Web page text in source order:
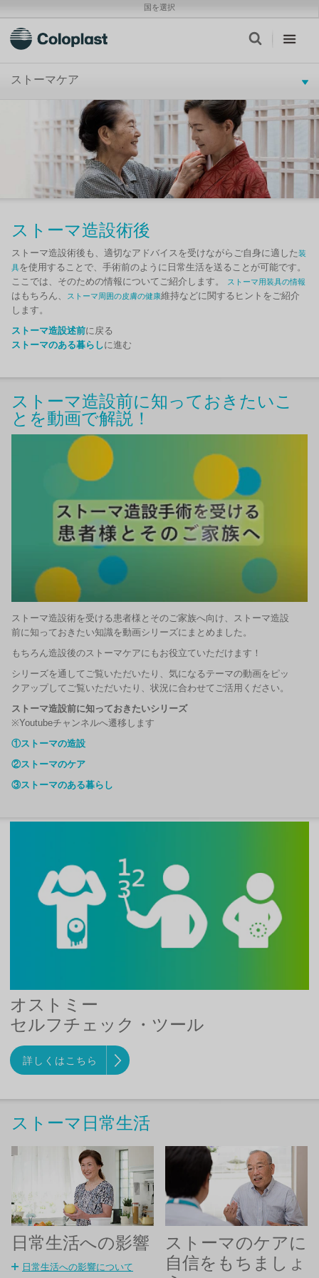
国を選択
ストーマケア
ストーマ造設術後
ストーマ造設術後も、適切なアドバイスを受けながらご自身に適した装
具を使用することで、手術前のように日常生活を送ることが可能です。
ここでは、そのための情報についてご紹介します。
ストーマ用装具の情報
はもちろん、 ストーマ周囲の皮膚の健康維持などに関するヒントをご紹介
します。
ストーマ造設述前に戻る
ストーマのある暮らしに進む
ストーマ造設前に知っておきたいこ
とを動画で解説！
ストーマ造設術を受ける患者様とそのご家族へ向け、ストーマ造設
前に知っておきたい知識を動画シリーズにまとめました。
もちろん造設後のストーマケアにもお役立ていただけます！
シリーズを通してご覧いただいたり、気になるテーマの動画をピッ
クアップしてご覧いただいたり、状況に合わせてご活用ください。
ストーマ造設前に知っておきたいシリーズ
※Youtubeチャンネルへ遷移します
①ストーマの造設
②ストーマのケア
③ストーマのある暮らし
オストミー
セルフチェック・ツール
詳しくはこちら
ストーマ日常生活
日常生活への影響
日常生活への影響について
ストーマのケアに
自信をもちましょ